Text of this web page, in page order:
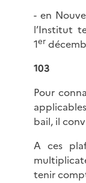
- en
l’Institut
1er
103
Pour
bail, il
A ces
tenir